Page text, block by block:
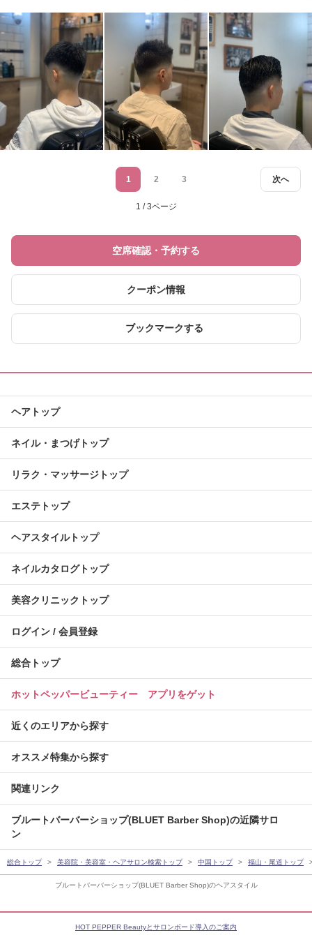
ブルートバーバーショップ(BLUET Barber Shop)のヘアスタイル
次へ
1 2 3
1 / 3ページ
空席確認・予約する
クーポン情報
ブックマークする
ヘアトップ
ネイル・まつげトップ
リラク・マッサージトップ
エステトップ
ヘアスタイルトップ
ネイルカタログトップ
美容クリニックトップ
ログイン / 会員登録
総合トップ
ホットペッパービューティー アプリをゲット
近くのエリアから探す
オススメ特集から探す
関連リンク
ブルートバーバーショップ(BLUET Barber Shop)の近隣サロ
ン
総合トップ 美容院・美容室・ヘアサロン検索トップ 中国トップ 福山・尾道トップ
HOT PEPPER Beautyとサロンボード導入のご案内